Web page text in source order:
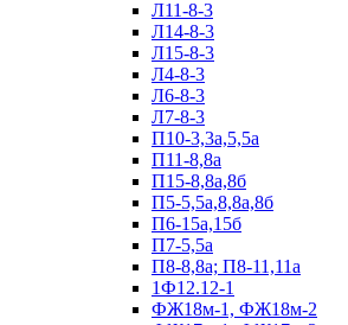
Л11-8-3
Л14-8-3
Л15-8-3
Л4-8-3
Л6-8-3
Л7-8-3
П10-3,3а,5,5а
П11-8,8а
П15-8,8а,8б
П5-5,5а,8,8а,8б
П6-15а,15б
П7-5,5а
П8-8,8а; П8-11,11а
1Ф12.12-1
ФЖ18м-1, ФЖ18м-2